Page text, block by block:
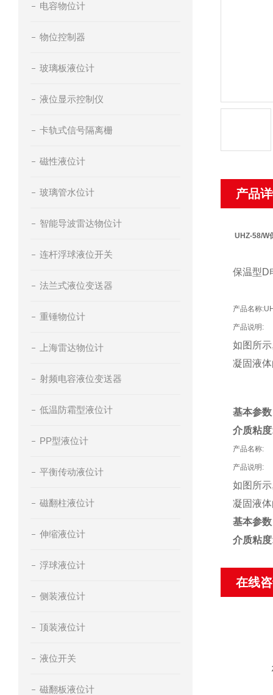
电容物位计
物位控制器
玻璃板液位计
液位显示控制仪
卡轨式信号隔离栅
磁性液位计
玻璃管水位计
智能导波雷达物位计
连杆浮球液位开关
法兰式液位变送器
重锤物位计
上海雷达物位计
射频电容液位变送器
低温防霜型液位计
PP型液位计
平衡传动液位计
磁翻柱液位计
伸缩液位计
浮球液位计
侧装液位计
顶装液位计
液位开关
磁翻板液位计
产品
UHZ-58/W
保温型D
产品名称:
产品说明:
如图所
凝固液
基本参数
介质粘
产品名称:
产品说明:
如图所
凝固液
基本参数
介质粘
在线